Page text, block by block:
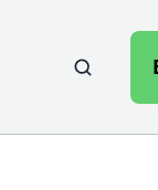
Search